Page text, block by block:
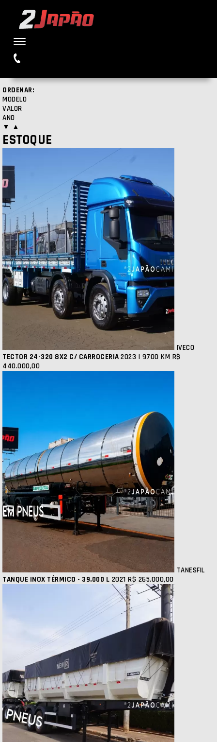
ORDENAR:
MODELO
VALOR
ANO
▼ ▲
ESTOQUE
IVECO
TECTOR 24-320 8X2 C/ CARROCERIA 2023 | 9700 KM R$
440.000,00
TANESFIL
TANQUE INOX TÉRMICO - 39.000 L 2021 R$ 265.000,00